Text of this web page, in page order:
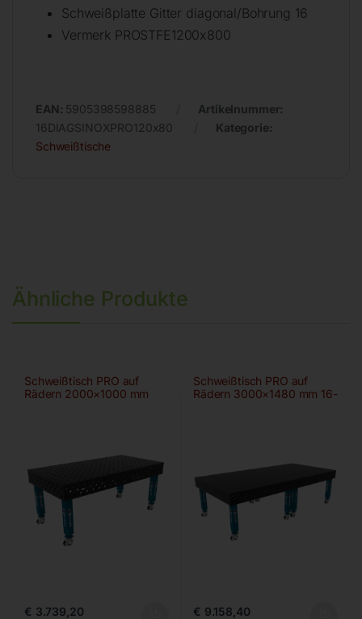
Schweißplatte Gitter diagonal/Bohrung 16
Vermerk PROSTFE1200x800
EAN: 5905398598885
Artikelnummer:
16DIAGSINOXPRO120x80
Kategorie:
Schweißtische
Ähnliche Produkte
Schweißtisch PRO auf
Rädern 2000×1000 mm
€ 3.739,20
Schweißtisch PRO auf
Rädern 3000×1480 mm 16-
€ 9.158,40